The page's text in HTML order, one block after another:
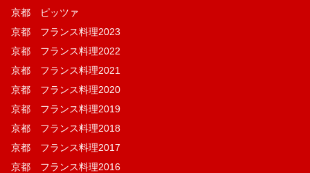
京都 ピッツァ
京都 フランス料理2023
京都 フランス料理2022
京都 フランス料理2021
京都 フランス料理2020
京都 フランス料理2019
京都 フランス料理2018
京都 フランス料理2017
京都 フランス料理2016